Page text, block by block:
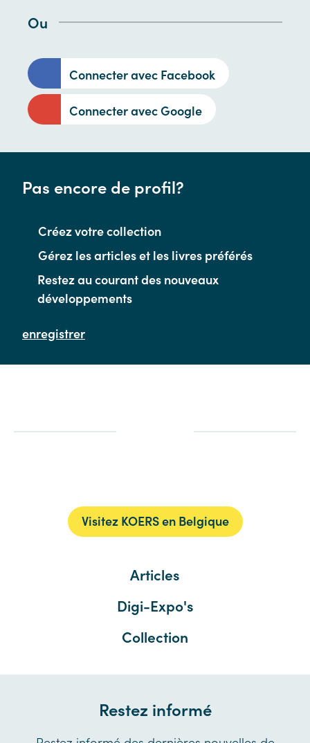
Ou
Connecter avec Facebook
Connecter avec Google
Pas encore de profil?
Créez votre collection
Gérez les articles et les livres préférés
Restez au courant des nouveaux
développements
enregistrer
Visitez KOERS en Belgique
Articles
Digi-Expo's
Collection
Restez informé